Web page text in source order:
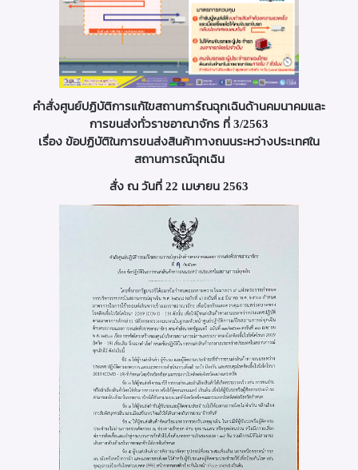
คำสั่งศูนย์ปฏิบัติการแก้ไขสถานการ์ณฉุกเฉินด้านคมนาคมและ
การขนส่งทั่วราชอาณาจักร ที่ 3/2563
เรื่อง ข้อปฏิบัติในการขนส่งสินค้าทางถนนระหว่างประเทศใน
สถานการณ์ฉุกเฉิน
สั่ง ณ วันที่ 22 เมษายน 2563